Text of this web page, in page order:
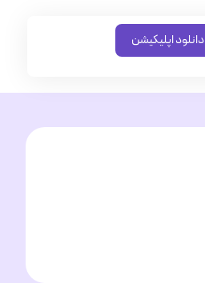
دانلود اپلیکیشن